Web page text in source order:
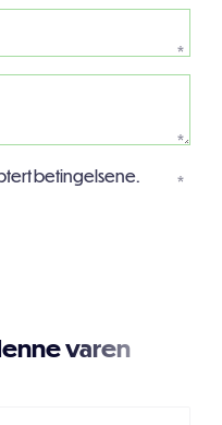
*
*
betingelsene. *
varen